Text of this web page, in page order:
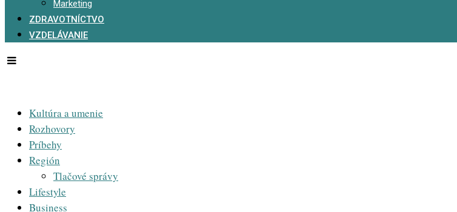
Marketing
ZDRAVOTNÍCTVO
VZDELÁVANIE
Kultúra a umenie
Rozhovory
Príbehy
Región
Tlačové správy
Lifestyle
Business